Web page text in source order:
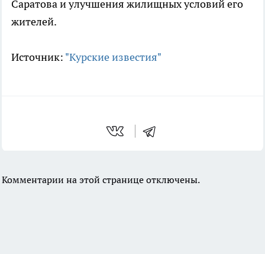
Саратова и улучшения жилищных условий его
жителей.
Источник: "Курские известия"
Комментарии на этой странице отключены.